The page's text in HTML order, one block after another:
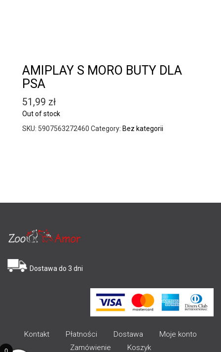
AMIPLAY S MORO BUTY DLA
PSA
51,99 zł
Out of stock
SKU: 5907563272460 Category: Bez kategorii
Dostawa do 3 dni
Kontakt Płatności Dostawa
Moje konto
Zamówienie
Koszyk